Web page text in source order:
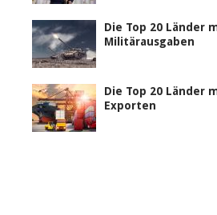
Die Top 20 Länder
Militärausgaben
Die Top 20 Länder
Exporten